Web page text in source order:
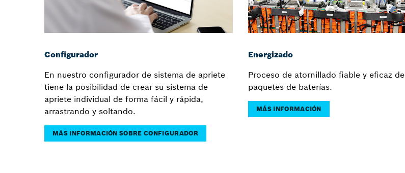
Configurador
En nuestro configurador de sistema de apriete
tiene la posibilidad de crear su sistema de
apriete individual de forma fácil y rápida,
arrastrando y soltando.
MÁS INFORMACIÓN SOBRE CONFIGURADOR
Energizado
Proceso de atornillado fiable y eficaz de
paquetes de baterías.
MÁS INFORMACIÓN